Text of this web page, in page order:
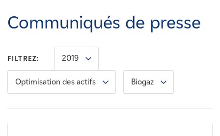
Carrières
Nouvelles
Contactez-nous
Communiqués de presse
FILTREZ: 2019
Optimisation des actifs Biogaz